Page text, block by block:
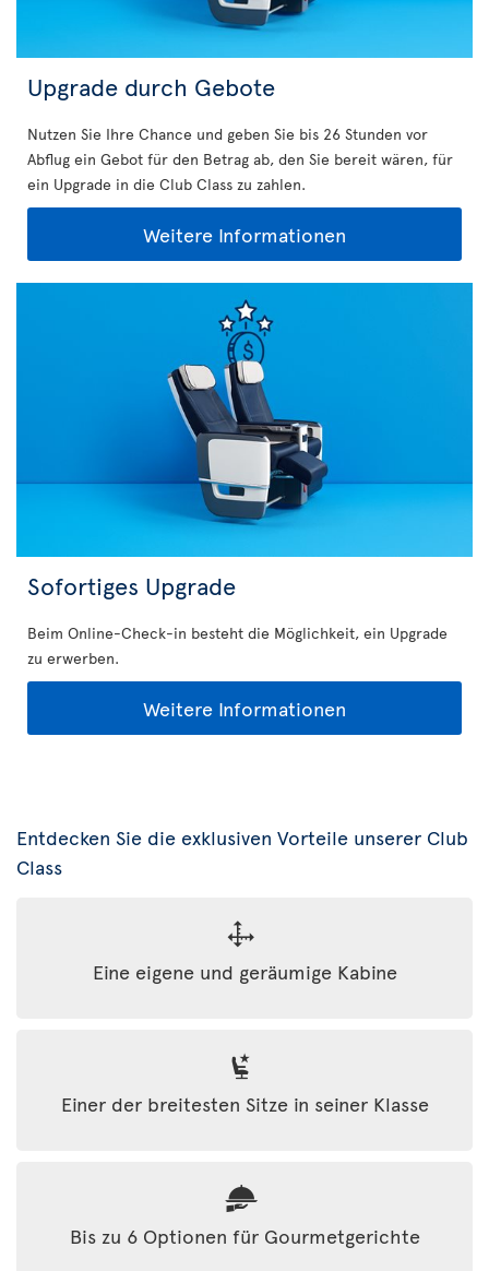
Upgrade durch Gebote
Nutzen Sie Ihre Chance und geben Sie bis 26 Stunden vor
Abflug ein Gebot für den Betrag ab, den Sie bereit wären, für
ein Upgrade in die Club Class zu zahlen.
Weitere Informationen
Sofortiges Upgrade
Beim Online-Check-in besteht die Möglichkeit, ein Upgrade
zu erwerben.
Weitere Informationen
Entdecken Sie die exklusiven Vorteile unserer Club
Class
Eine eigene und geräumige Kabine
Einer der breitesten Sitze in seiner Klasse
Bis zu 6 Optionen für Gourmetgerichte